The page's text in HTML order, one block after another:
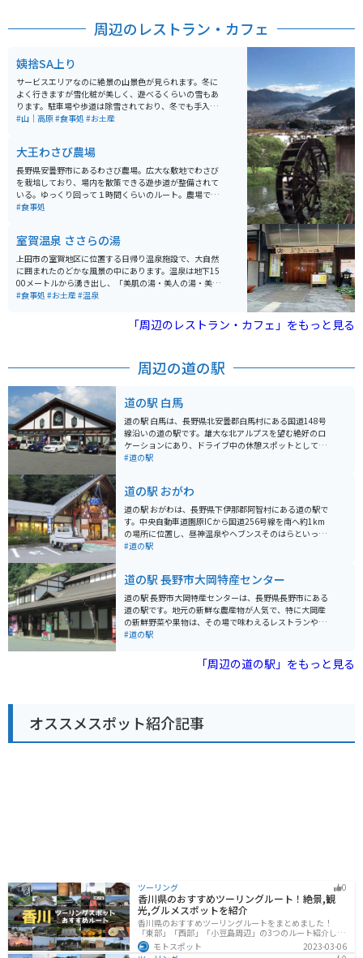
周辺のレストラン・カフェ
姨捨SA上り
サービスエリアなのに絶景の山景色が見られます。冬に
よく行きますが雪化粧が美しく、遊べるくらいの雪もあ
ります。駐車場や歩道は除雪されており、冬でも手入れ
が行き届いていると感じます。フードが美味しいのも嬉
#山｜高原#食事処 #お土産
大王わさび農場
長野県安曇野市にあるわさび農場。広大な敷地でわさび
を栽培しており、場内を散策できる遊歩道が整備されて
いる。ゆっくり回って１時間くらいのルート。農場で採
れたわさびや湧き水使用したレストランやカフェも併設
#食事処
室賀温泉 ささらの湯
上田市の室賀地区に位置する日帰り温泉施設で、大自然
に囲まれたのどかな風景の中にあります。温泉は地下15
00メートルから湧き出し、「美肌の湯・美人の湯・美粧
水の湯」の名で知られています。水質は「単純硫黄泉」
露天風呂・サウナが併設されています。男女の入浴エリ
5時から8時（最終受付7時30分、入浴は7時45分ま
分、入浴は20時45分まで）となっています。朝風呂は30
0円で入浴可能です。 そば処「ささら亭」と農産物直売
所も併設されており、一日ゆっくり楽しむことができま
す。お蕎麦は麺のコシがかなり強く、とても美味しいで
す。
#食事処 #お土産#温泉
「周辺のレストラン・カフェ」をもっと見る
周辺の道の駅
道の駅 白馬
道の駅 白馬は、長野県北安曇郡白馬村にある国道148号
線沿いの道の駅です。雄大な北アルプスを望む絶好のロ
ケーションにあり、ドライブ中の休憩スポットとして人
気です。 地元の特産品を販売するショップでは、新鮮な
楽しめます。 バイクでのツーリングにも最適な場所で、
駐車場も広々としています。白馬村は、冬はスキーリゾ
ートとして賑わい、夏は登山やトレッキング、パラグラ
イダーなどのアウトドアアクティビティが盛んです。道
の駅 白馬を拠点に、白馬村の大自然を満喫してみてはい
#道の駅
道の駅 おがわ
道の駅 おがわは、長野県下伊那郡阿智村にある道の駅で
す。中央自動車道園原ICから国道256号線を南へ約1km
の場所に位置し、昼神温泉やヘブンスそのはらといった
観光スポットへのアクセスも良好です。 周辺の観光スポ
販売する直売所や、レストランも併設されています。バ
イクで訪れる場合、駐車場も広く停めやすいので安心で
す。 特におすすめは、地元産のそば粉を使用した手打ち
そばや、地元産の野菜をたっぷり使った定食です。ま
た、道の駅 おがわ限定のオリジナルソフトクリームも人
#道の駅
道の駅 長野市大岡特産センター
道の駅 長野市大岡特産センターは、長野県長野市にある
道の駅です。地元の新鮮な農産物が人気で、特に大岡産
の新鮮野菜や果物は、その場で味わえるレストランや直
売所で楽しむことができます。 バイクで訪れる方は、長
良好です。駐車場も広く、休憩場所としても最適です。
周辺には、自然豊かな観光スポットも多く、ドライブや
噌や漬物、地酒などが人気です。
#道の駅
「周辺の道の駅」をもっと見る
オススメスポット紹介記事
ツーリング 0
香川県のおすすめツーリングルート！絶景,観
光,グルメスポットを紹介
香川県のおすすめツーリングルートをまとめました！
「東部」「西部」「小豆島周辺」の3つのルート紹介しま
す。自然豊かな山から海、絶品グルメを満喫するツーリ
ングができます。バイクで香川県にツーリングに行く際
モトスポット
2023-03-06